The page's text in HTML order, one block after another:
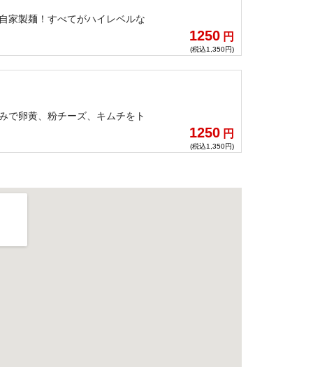
家製麺！すべてがハイレベルな
1250 円
(税込1,350円)
で卵黄、粉チーズ、キムチをト
1250 円
(税込1,350円)